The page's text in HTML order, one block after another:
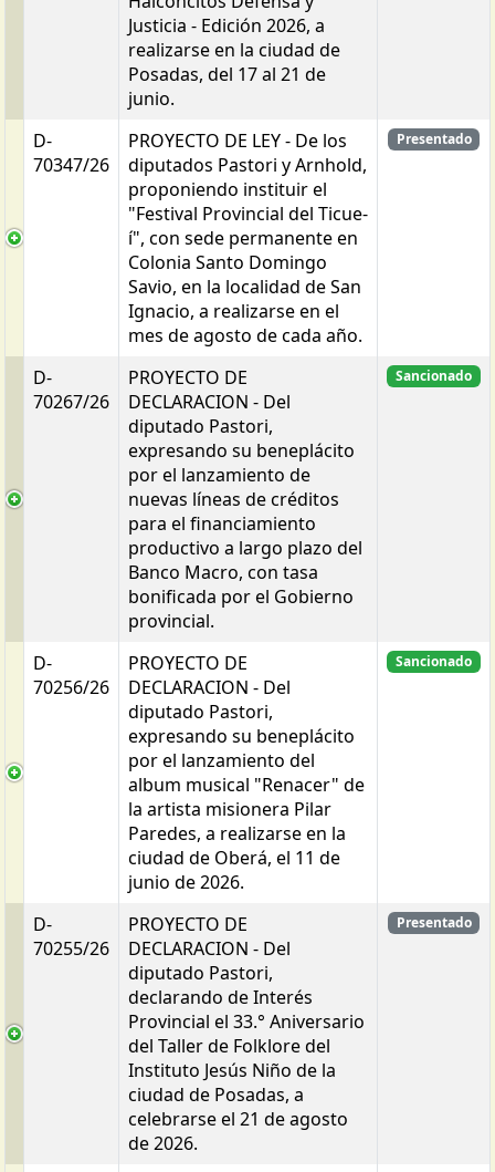
Justicia - Edición 2026, a
realizarse en la ciudad de
Posadas, del 17 al 21 de
junio.
D-
70347/26
PROYECTO DE LEY - De los
diputados Pastori y Arnhold,
proponiendo instituir el
"Festival Provincial del Ticue-
í", con sede permanente en
Colonia Santo Domingo
Savio, en la localidad de San
Ignacio, a realizarse en el
mes de agosto de cada año.
Presentado
D-
70267/26
PROYECTO DE
DECLARACION - Del
diputado Pastori,
expresando su beneplácito
por el lanzamiento de
nuevas líneas de créditos
para el financiamiento
productivo a largo plazo del
Banco Macro, con tasa
bonificada por el Gobierno
provincial.
Sancionado
D-
70256/26
PROYECTO DE
DECLARACION - Del
diputado Pastori,
expresando su beneplácito
por el lanzamiento del
album musical "Renacer" de
la artista misionera Pilar
Paredes, a realizarse en la
ciudad de Oberá, el 11 de
junio de 2026.
Sancionado
D-
70255/26
PROYECTO DE
DECLARACION - Del
diputado Pastori,
declarando de Interés
Provincial el 33.° Aniversario
del Taller de Folklore del
Instituto Jesús Niño de la
ciudad de Posadas, a
celebrarse el 21 de agosto
de 2026.
Presentado